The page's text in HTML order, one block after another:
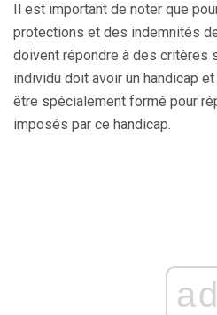
Il est important de noter que
protections et des indemnités
doivent répondre à des critères
individu doit avoir un handicap
être spécialement formé pour
imposés par ce handicap.
ad